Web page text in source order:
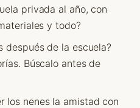
privada al año, con
y todo?
después de la escuela?
Búscalo antes de
los nenes la amistad con